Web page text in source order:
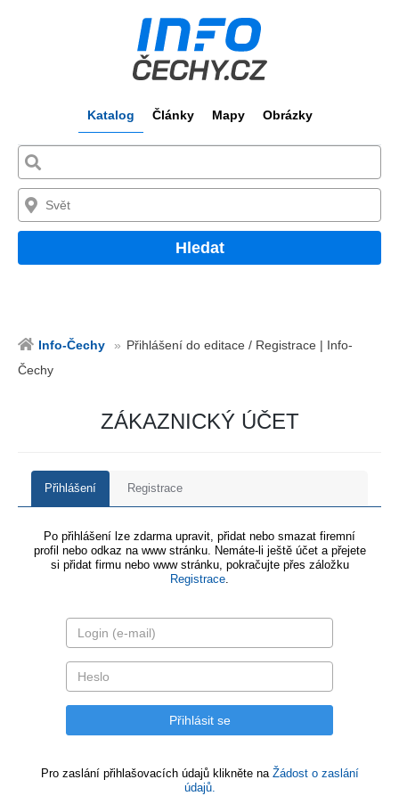
Katalog Články Mapy Obrázky
Hledat
Info-Čechy
Přihlášení do editace / Registrace | Info-
Čechy
ZÁKAZNICKÝ ÚČET
Přihlášení Registrace
Po přihlášení lze zdarma upravit, přidat nebo smazat firemní
profil nebo odkaz na www stránku. Nemáte-li ještě účet a přejete
si přidat firmu nebo www stránku, pokračujte přes záložku
Registrace.
Pro zaslání přihlašovacích údajů klikněte na Žádost o zaslání
údajů.